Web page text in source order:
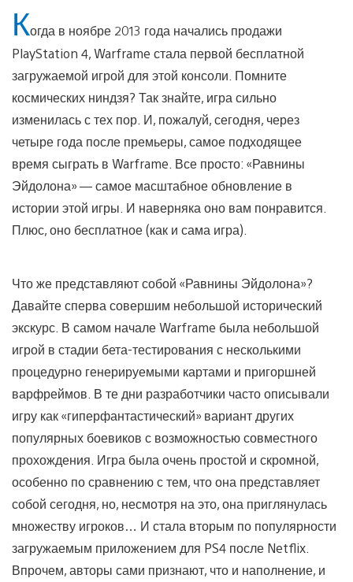
Когда в ноябре 2013 года начались продажи
PlayStation 4, Warframe стала первой бесплатной
загружаемой игрой для этой консоли. Помните
космических ниндзя? Так знайте, игра сильно
изменилась с тех пор. И, пожалуй, сегодня, через
четыре года после премьеры, самое подходящее
время сыграть в Warframe. Все просто: «Равнины
Эйдолона» — самое масштабное обновление в
истории этой игры. И наверняка оно вам понравится.
Плюс, оно бесплатное (как и сама игра).
Что же представляют собой «Равнины Эйдолона»?
Давайте сперва совершим небольшой исторический
экскурс. В самом начале Warframe была небольшой
игрой в стадии бета-тестирования с несколькими
процедурно генерируемыми картами и пригоршней
варфреймов. В те дни разработчики часто описывали
игру как «гиперфантастический» вариант других
популярных боевиков с возможностью совместного
прохождения. Игра была очень простой и скромной,
особенно по сравнению с тем, что она представляет
собой сегодня, но, несмотря на это, она приглянулась
множеству игроков… И стала вторым по популярности
загружаемым приложением для PS4 после Netflix.
Впрочем, авторы сами признают, что и наполнение, и